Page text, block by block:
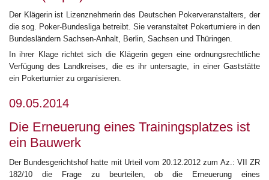
Der Klägerin ist Lizenznehmerin des Deutschen Pokerveranstalters, der
die sog. Poker-Bundesliga betreibt. Sie veranstaltet Pokerturniere in den
Bundesländern Sachsen-Anhalt, Berlin, Sachsen und Thüringen.
In ihrer Klage richtet sich die Klägerin gegen eine ordnungsrechtliche
Verfügung des Landkreises, die es ihr untersagte, in einer Gaststätte
ein Pokerturnier zu organisieren.
09.05.2014
Die Erneuerung eines Trainingsplatzes ist
ein Bauwerk
Der Bundesgerichtshof hatte mit Urteil vom 20.12.2012 zum Az.: VII ZR
182/10 die Frage zu beurteilen, ob die Erneuerung eines